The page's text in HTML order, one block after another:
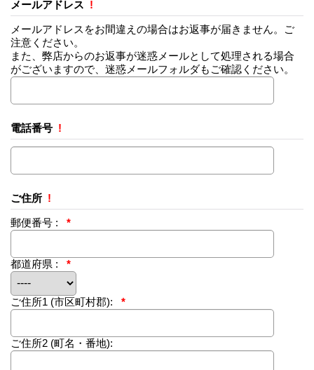
メールアドレス !
メールアドレスをお間違えの場合はお返事が届きません。ご
注意ください。
また、弊店からのお返事が迷惑メールとして処理される場合
がございますので、迷惑メールフォルダもご確認ください。
電話番号 !
ご住所 !
郵便番号 : *
都道府県 : *
ご住所1 (市区町村郡): *
ご住所2 (町名・番地):